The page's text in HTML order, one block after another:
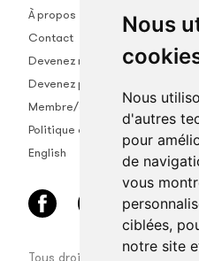
Nous
Nous
d'autres
pour
de
vous
ciblées,
notre site
À propos
Contact
Devenez membre
Devenez partenaire
Membre/empl.
Politique de confidentialité
English
Tous droits réservés ©